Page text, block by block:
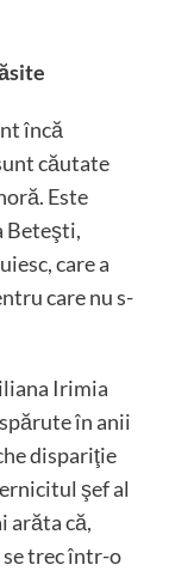
încă
căutate
Este
Beteşti,
care a
care nu s-
Irimia
în anii
dispariţie
şef al
arăta că,
se trec într-o